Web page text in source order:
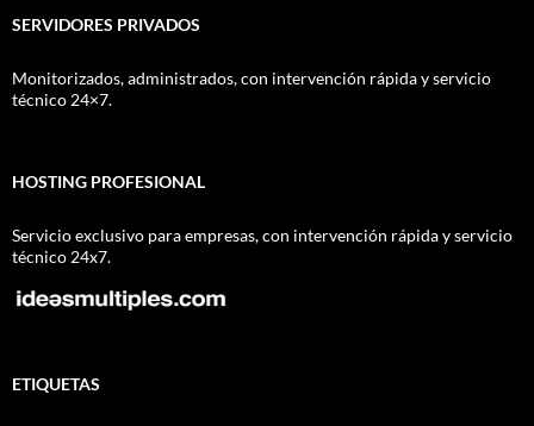
SERVIDORES PRIVADOS
Monitorizados, administrados, con intervención rápida y servicio
técnico 24×7.
HOSTING PROFESIONAL
Servicio exclusivo para empresas, con intervención rápida y servicio
técnico 24x7.
ETIQUETAS